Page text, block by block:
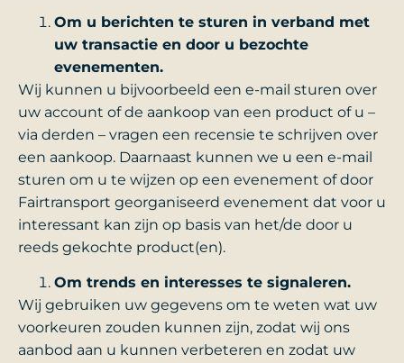
Om u berichten te sturen in verband met
uw transactie en door u bezochte
evenementen.
Wij kunnen u bijvoorbeeld een e-mail sturen over
uw account of de aankoop van een product of u –
via derden – vragen een recensie te schrijven over
een aankoop. Daarnaast kunnen we u een e-mail
sturen om u te wijzen op een evenement of door
Fairtransport georganiseerd evenement dat voor u
interessant kan zijn op basis van het/de door u
reeds gekochte product(en).
Om trends en interesses te signaleren.
Wij gebruiken uw gegevens om te weten wat uw
voorkeuren zouden kunnen zijn, zodat wij ons
aanbod aan u kunnen verbeteren en zodat uw